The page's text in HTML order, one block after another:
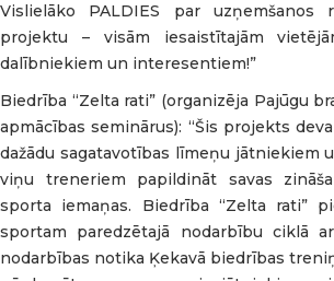
Vislielāko PALDIES par uzņemšanos
projektu – visām iesaistītajām
dalībniekiem un interesentiem!”
Biedrība “Zelta rati” (organizēja Pajūgu
apmācības seminārus): “Šis projekts
dažādu sagatavotības līmeņu jātniekiem
viņu treneriem papildināt savas
sporta iemaņas. Biedrība “Zelta rati”
sportam paredzētajā nodarbību ciklā
nodarbības notika Ķekavā biedrības